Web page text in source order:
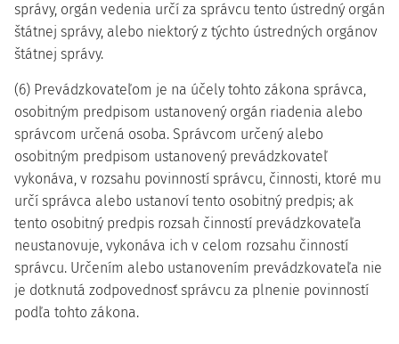
správy, orgán vedenia určí za správcu tento ústredný orgán
štátnej správy, alebo niektorý z týchto ústredných orgánov
štátnej správy.
(6) Prevádzkovateľom je na účely tohto zákona správca,
osobitným predpisom ustanovený orgán riadenia alebo
správcom určená osoba. Správcom určený alebo
osobitným predpisom ustanovený prevádzkovateľ
vykonáva, v rozsahu povinností správcu, činnosti, ktoré mu
určí správca alebo ustanoví tento osobitný predpis; ak
tento osobitný predpis rozsah činností prevádzkovateľa
neustanovuje, vykonáva ich v celom rozsahu činností
správcu. Určením alebo ustanovením prevádzkovateľa nie
je dotknutá zodpovednosť správcu za plnenie povinností
podľa tohto zákona.